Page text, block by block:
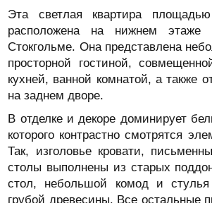
Эта светлая квартира
расположена на нижнем
Стокгольме. Она представлена
просторной гостиной,
кухней, ванной комнатой, а также
на заднем дворе.
В отделке и декоре доминирует
которого контрастно смотрятся
Так, изголовье кровати,
столы выполнены из старых
стол, небольшой комод и стулья
грубой древесины. Все остальные